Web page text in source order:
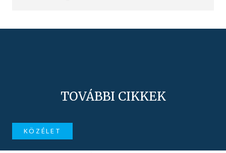
TOVÁBBI CIKKEK
KÖZÉLET